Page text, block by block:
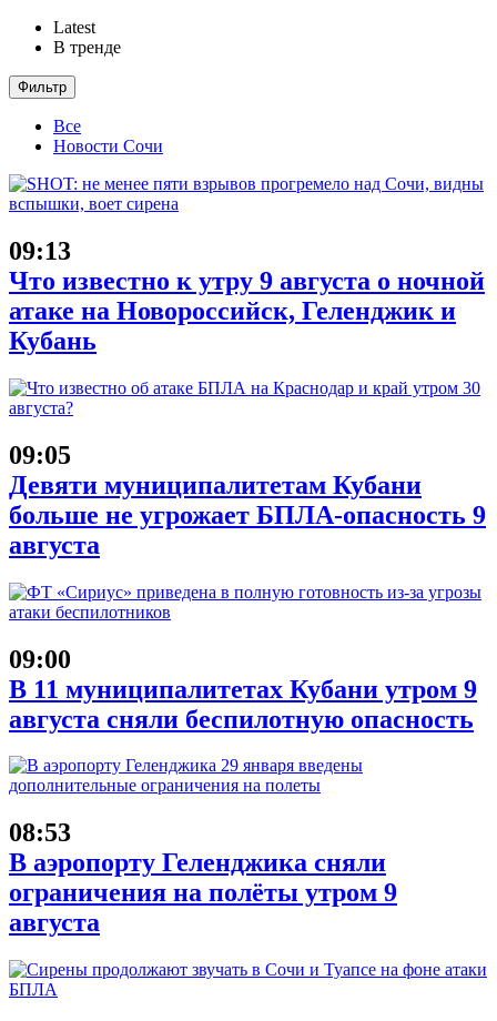
Latest
В тренде
Фильтр
Все
Новости Сочи
09:13
Что известно к утру 9 августа о ночной
атаке на Новороссийск, Геленджик и
Кубань
09:05
Девяти муниципалитетам Кубани
больше не угрожает БПЛА-опасность 9
августа
09:00
В 11 муниципалитетах Кубани утром 9
августа сняли беспилотную опасность
08:53
В аэропорту Геленджика сняли
ограничения на полёты утром 9
августа